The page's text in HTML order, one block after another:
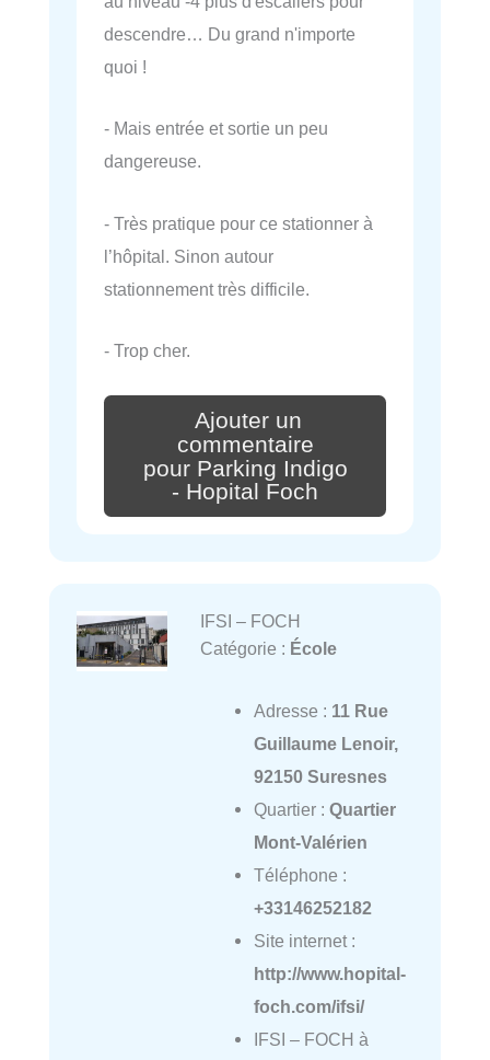
descendre… Du grand n'importe
quoi !
- Mais entrée et sortie un peu
dangereuse.
- Très pratique pour ce stationner à
l’hôpital. Sinon autour
stationnement très difficile.
- Trop cher.
Ajouter un
commentaire
pour Parking Indigo
- Hopital Foch
IFSI – FOCH
Catégorie : École
Adresse : 11 Rue
Guillaume Lenoir,
92150 Suresnes
Quartier : Quartier
Mont-Valérien
Téléphone :
+33146252182
Site internet :
http://www.hopital-
foch.com/ifsi/
IFSI – FOCH à